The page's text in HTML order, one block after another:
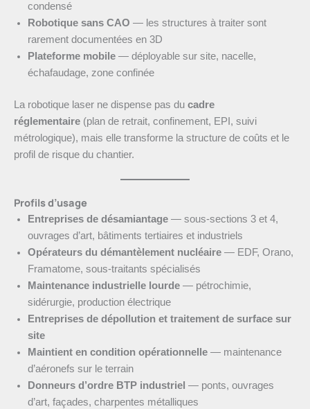
condensé
Robotique sans CAO — les structures à traiter sont
rarement documentées en 3D
Plateforme mobile — déployable sur site, nacelle,
échafaudage, zone confinée
La robotique laser ne dispense pas du cadre
réglementaire (plan de retrait, confinement, EPI, suivi
métrologique), mais elle transforme la structure de coûts et le
profil de risque du chantier.
Profils d’usage
Entreprises de désamiantage — sous-sections 3 et 4,
ouvrages d’art, bâtiments tertiaires et industriels
Opérateurs du démantèlement nucléaire — EDF, Orano,
Framatome, sous-traitants spécialisés
Maintenance industrielle lourde — pétrochimie,
sidérurgie, production électrique
Entreprises de dépollution et traitement de surface sur
site
Maintient en condition opérationnelle — maintenance
d’aéronefs sur le terrain
Donneurs d’ordre BTP industriel — ponts, ouvrages
d’art, façades, charpentes métalliques